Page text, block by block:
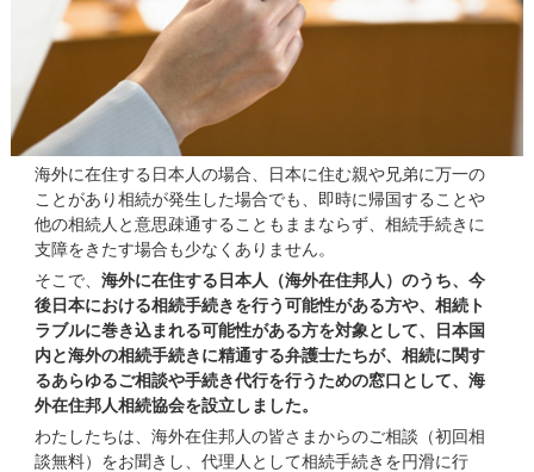
海外に在住する日本人の場合、日本に住む親や兄弟に万一の
ことがあり相続が発生した場合でも、即時に帰国することや
他の相続人と意思疎通することもままならず、相続手続きに
支障をきたす場合も少なくありません。
そこで、 海外に在住する日本人（海外在住邦人）のうち、今
後日本における相続手続きを行う可能性がある方や、相続ト
ラブルに巻き込まれる可能性がある方を対象として、日本国
内と海外の相続手続きに精通する弁護士たちが、相続に関す
るあらゆるご相談や手続き代行を行うための窓口として、海
外在住邦人相続協会を設立しました。
わたしたちは、海外在住邦人の皆さまからのご相談（初回相
談無料）をお聞きし、代理人として相続手続きを円滑に行